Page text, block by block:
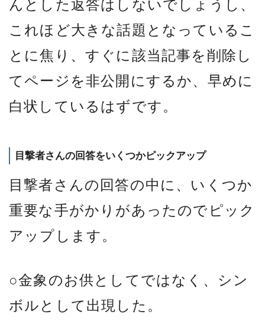
んとした返答はしないでしょうし、
これほど大きな話題となっているこ
とに焦り、すぐに該当記事を削除し
てページを非公開にするか、早めに
白状しているはずです。
目撃者さんの回答をいくつかピックアップ
目撃者さんの回答の中に、いくつか
重要な手がかりがあったのでピック
アップします。
○金象のお供としてではなく、シン
ボルとして出現した。